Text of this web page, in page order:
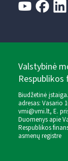
Valstybinė
Biudžetinė
adresas: Vasario
vmi@vmi.lt, E.
Duomenys apie
Respublikos
asmenų registre